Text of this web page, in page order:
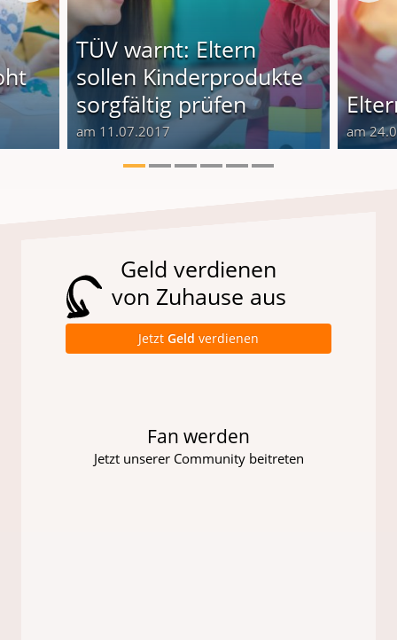
TÜV warnt: Eltern
sollen Kinderprodukte
sorgfältig prüfen
am 11.07.2017 am
Geld verdienen
von Zuhause aus
Jetzt Geld verdienen
Fan werden
Jetzt unserer Community beitreten